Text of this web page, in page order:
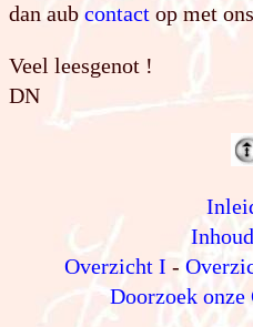
dan aub contact op met
Veel leesgenot !
DN
Overzicht I -
Doorzoek onze